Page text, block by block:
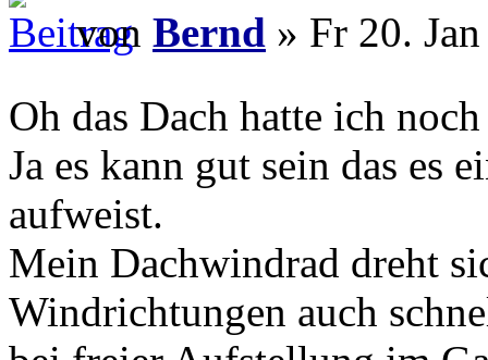
von Bernd » Fr 20.
Oh das Dach hatte ich
Ja es kann gut sein das es
aufweist.
Mein Dachwindrad dreht
Windrichtungen auch